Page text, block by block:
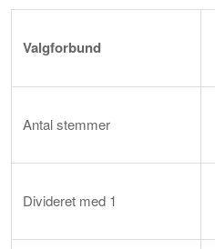
Valgforbund
Antal stemmer
Divideret med 1